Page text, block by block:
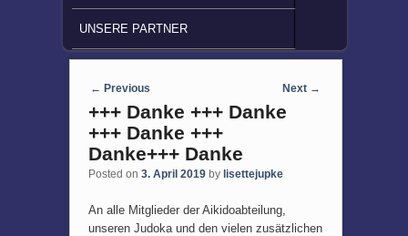
UNSERE PARTNER
Post navigation
← Previous Next →
+++ Danke +++ Danke
+++ Danke +++
Danke+++ Danke
Posted on 3. April 2019 by lisettejupke
An alle Mitglieder der Aikidoabteilung,
unseren Judoka und den vielen zusätzlichen